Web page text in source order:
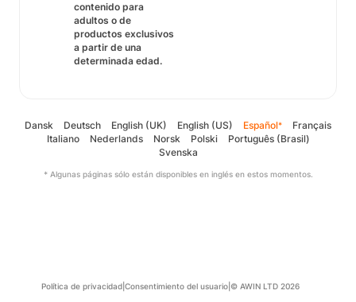
contenido para
adultos o de
productos exclusivos
a partir de una
determinada edad.
Dansk Deutsch English (UK) English (US) Español*
Français
Italiano
Nederlands Norsk Polski
Português (Brasil)
Svenska
* Algunas páginas sólo están disponibles en inglés en estos momentos.
Política de privacidad| Consentimiento del usuario| © AWIN LTD 2026